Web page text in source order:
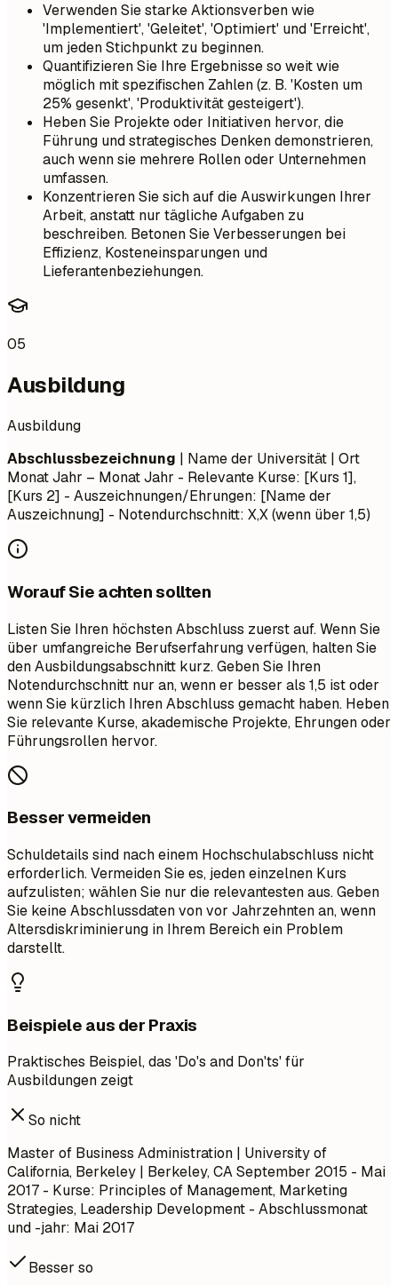
Verwenden Sie starke Aktionsverben wie
'Implementiert', 'Geleitet', 'Optimiert' und 'Erreicht',
um jeden Stichpunkt zu beginnen.
Quantifizieren Sie Ihre Ergebnisse so weit wie
möglich mit spezifischen Zahlen (z. B. 'Kosten um
25% gesenkt', 'Produktivität gesteigert').
Heben Sie Projekte oder Initiativen hervor, die
Führung und strategisches Denken demonstrieren,
auch wenn sie mehrere Rollen oder Unternehmen
umfassen.
Konzentrieren Sie sich auf die Auswirkungen Ihrer
Arbeit, anstatt nur tägliche Aufgaben zu
beschreiben. Betonen Sie Verbesserungen bei
Effizienz, Kosteneinsparungen und
Lieferantenbeziehungen.
05
Ausbildung
Ausbildung
Abschlussbezeichnung | Name der Universität | Ort
Monat Jahr – Monat Jahr - Relevante Kurse: [Kurs 1],
[Kurs 2] - Auszeichnungen/Ehrungen: [Name der
Auszeichnung] - Notendurchschnitt: X,X (wenn über 1,5)
Worauf Sie achten sollten
Listen Sie Ihren höchsten Abschluss zuerst auf. Wenn Sie
über umfangreiche Berufserfahrung verfügen, halten Sie
den Ausbildungsabschnitt kurz. Geben Sie Ihren
Notendurchschnitt nur an, wenn er besser als 1,5 ist oder
wenn Sie kürzlich Ihren Abschluss gemacht haben. Heben
Sie relevante Kurse, akademische Projekte, Ehrungen oder
Führungsrollen hervor.
Besser vermeiden
Schuldetails sind nach einem Hochschulabschluss nicht
erforderlich. Vermeiden Sie es, jeden einzelnen Kurs
aufzulisten; wählen Sie nur die relevantesten aus. Geben
Sie keine Abschlussdaten von vor Jahrzehnten an, wenn
Altersdiskriminierung in Ihrem Bereich ein Problem
darstellt.
Beispiele aus der Praxis
Praktisches Beispiel, das 'Do's and Don'ts' für
Ausbildungen zeigt
So nicht
Master of Business Administration | University of
California, Berkeley | Berkeley, CASeptember 2015 - Mai
2017 - Kurse: Principles of Management, Marketing
Strategies, Leadership Development - Abschlussmonat
und -jahr: Mai 2017
Besser so